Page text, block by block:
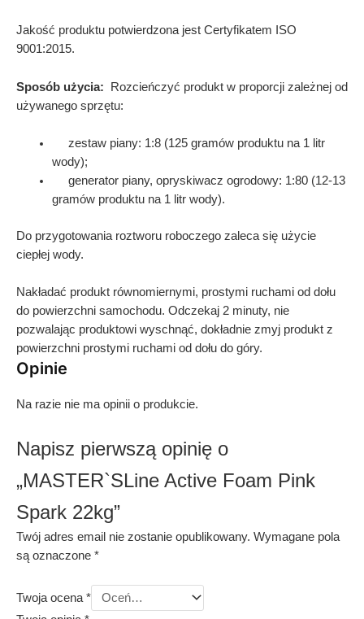
Jakość produktu potwierdzona jest Certyfikatem ISO
9001:2015.
Sposób użycia: Rozcieńczyć produkt w proporcji zależnej od
używanego sprzętu:
zestaw piany: 1:8 (125 gramów produktu na 1 litr
wody);
generator piany, opryskiwacz ogrodowy: 1:80 (12-13
gramów produktu na 1 litr wody).
Do przygotowania roztworu roboczego zaleca się użycie
ciepłej wody.
Nakładać produkt równomiernymi, prostymi ruchami od dołu
do powierzchni samochodu. Odczekaj 2 minuty, nie
pozwalając produktowi wyschnąć, dokładnie zmyj produkt z
powierzchni prostymi ruchami od dołu do góry.
Opinie
Na razie nie ma opinii o produkcie.
Napisz pierwszą opinię o
„MASTER`SLine Active Foam Pink
Spark 22kg”
Twój adres email nie zostanie opublikowany. Wymagane pola
są oznaczone *
Twoja ocena *